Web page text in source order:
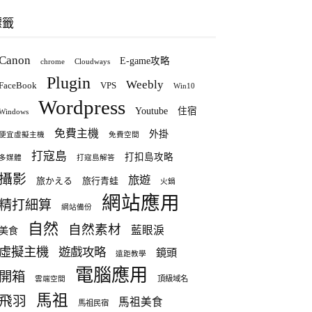
chrome Cloudways E-game攻略
Plugin VPS Weebly Win10
Wordpress Youtube 住宿
宜虛擬主機 免費主機 免費空間 外掛
媒體 打寇島 打寇島解答 打扣島攻略
攝影 旅かえる 旅行青蛙 旅遊 火鍋
打細算 網站備份 網站應用
食 自然 自然素材 藍眼淚
虛擬主機 遊戲攻略 遠距教學 鏡頭
開箱 雲端空間 電腦應用 頂級域名
飛羽 馬祖 馬祖民宿 馬祖美食